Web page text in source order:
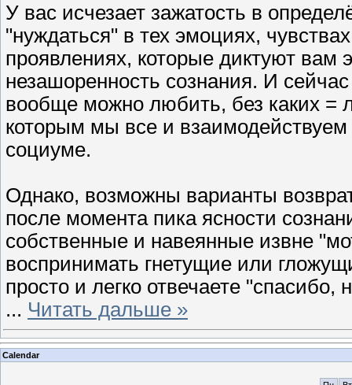
У вас исчезает зажатость в
"нуждаться" в тех эмоциях,
проявлениях, которые диктуют вам
незашоренность сознания. И
вообще можно любить, без каких =
которым мы все и
социуме.
Однако, возможны варианты
после момента пика ясности
собственные и навеянные извне
воспринимать гнетущие или
просто и легко отвечаете "спасибо,
... Читать дальше »
Calendar